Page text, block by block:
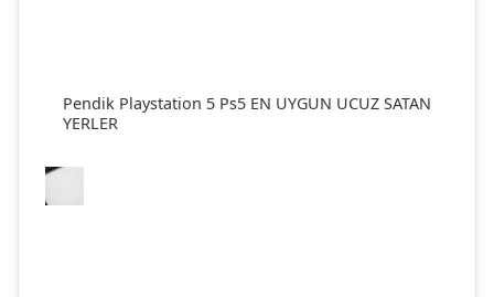
Pendik Playstation 5 Ps5 EN UYGUN UCUZ SATAN
YERLER